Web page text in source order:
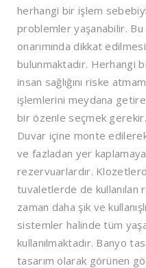
herhangi bir işlem
problemler yaşanabilir.
onarımında dikkat
bulunmaktadır. Herhangi
insan sağlığını riske
işlemlerini meydana
bir özenle seçmek gerekir.
Duvar içine monte
ve fazladan yer
rezervuarlardır.
tuvaletlerde de
zaman daha şık ve
sistemler halinde tüm
kullanılmaktadır. Banyo
tasarım olarak görünen